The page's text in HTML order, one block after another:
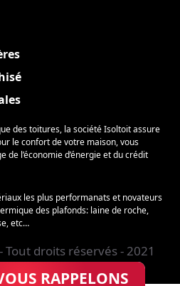
des toitures, la société Isoltoit assure
le confort de votre maison, vous
de l’économie d’énergie et du crédit
les plus performanats et novateurs
des plafonds: laine de roche,
etc…
droits réservés - 2021
RAPPELONS